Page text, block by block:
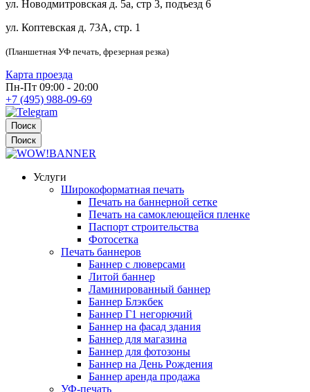
ул. Новодмитровская д. 5а, стр 3, подъезд 6
ул. Коптевская д. 73А, стр. 1
(Планшетная УФ печать, фрезерная резка)
Карта проезда
Пн-Пт 09:00 - 20:00
+7 (495) 988-09-69
Поиск
Поиск
Услуги
Широкоформатная печать
Печать на баннерной сетке
Печать на самоклеющейся пленке
Паспорт строительства
Фотосетка
Печать баннеров
Баннер с люверсами
Литой баннер
Ламинированный баннер
Баннер Блэкбек
Баннер Г1 негорючий
Баннер на фасад здания
Баннер для магазина
Баннер для фотозоны
Баннер на День Рождения
Баннер аренда продажа
УФ-печать